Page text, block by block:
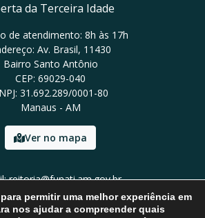
da Terceira Idade
de atendimento: 8h às 17h
Av. Brasil, 11430
Bairro Santo Antônio
CEP: 69029-040
31.692.289/0001-80
Manaus - AM
Ver no mapa
reitoria@funati.am.gov.br
Tel: (92)98112-5295
permitir uma melhor experiência em
nos ajudar a compreender quais